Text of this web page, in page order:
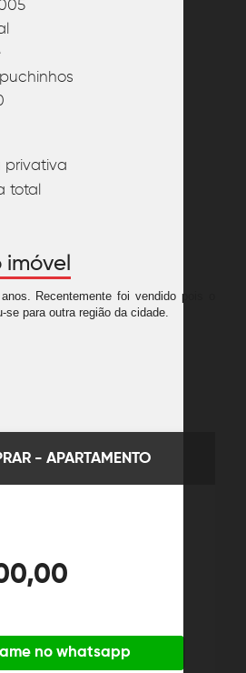
privativa
total
Recentemente foi vendido pois o
se para outra região da cidade.
- APARTAMENTO
no whatsapp